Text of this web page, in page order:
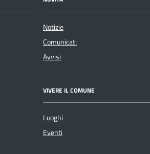
Notizie
Comunicati
Avvisi
VIVERE IL COMUNE
Luoghi
Eventi